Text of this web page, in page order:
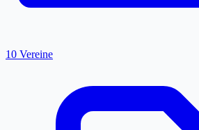
10 Vereine